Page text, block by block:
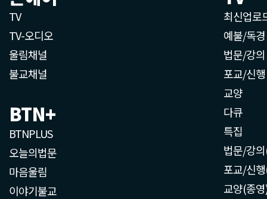
TV
TV-오디오
울림채널
불교채널
BTN+
BTNPLUS
오늘의법문
마음울림
이야기불교
최신업로
예불/독경
법문/강의
포교/신행
교양
다큐
특집
법문/강
포교/신
교양(종